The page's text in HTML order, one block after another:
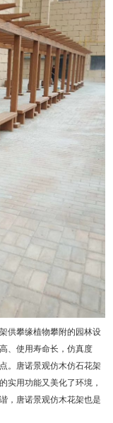
供攀缘植物攀附的园林设
、使用寿命长，仿真度
。唐诺景观仿木仿石花架
实用功能又美化了环境，
，唐诺景观仿木花架也是